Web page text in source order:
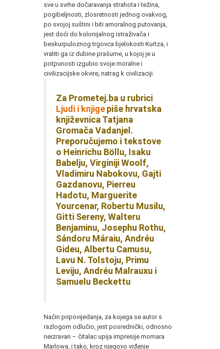
sve u svrhe dočaravanja strahota i težina,
pogibeljnosti, zlosretnosti jednog ovakvog,
po svojoj suštini i biti amoralnog putovanja,
jest doći do kolonijalnog istraživača i
beskurpuloznog trgovca bjelokosti Kurtza, i
vratiti ga iz dubine prašume, u kojoj je u
potpunosti izgubio svoje moralne i
civilizacijske okvire, natrag k civilizaciji.
Za Prometej.ba u rubrici
Ljudi i knjigepiše hrvatska
književnica Tatjana
Gromača Vadanjel.
Preporučujemo i tekstove
o Heinrichu Böllu, Isaku
Babelju, Virginiji Woolf,
Vladimiru Nabokovu, Gajti
Gazdanovu, Pierreu
Hadotu, Marguerite
Yourcenar, Robertu Musilu,
Gitti Sereny, Walteru
Benjaminu, Josephu Rothu,
Sándoru Máraiu, Andréu
Gideu, Albertu Camusu,
Lavu N. Tolstoju, Primu
Leviju, Andréu Malrauxu i
Samuelu Beckettu
Način pripovijedanja, za kojega se autor s
razlogom odlučio, jest posrednički, odnosno
neizravan – čitalac upija impresije mornara
Marlowa, i tako, kroz njegovo viđenje